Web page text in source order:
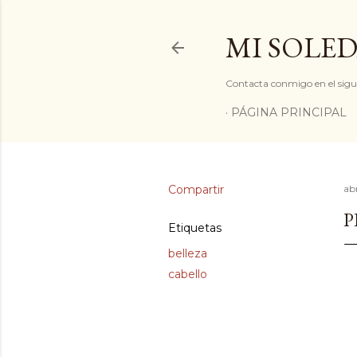
MI
Contacta conmigo en el
PÁGINA PRINCIPAL
Compartir
Etiquetas
belleza
cabello